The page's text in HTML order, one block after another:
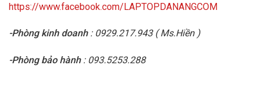
https://www.facebook.com/LAPTOPDANANGCOM
-Phòng kinh doanh: 0929.217.943 ( Ms.Hiền )
-Phòng bảo hành: 093.5253.288